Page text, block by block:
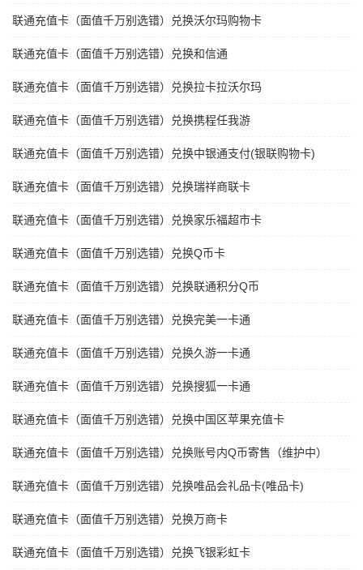
联通充值卡（面值千万别选错）兑换沃尔玛购物卡
联通充值卡（面值千万别选错）兑换和信通
联通充值卡（面值千万别选错）兑换拉卡拉沃尔玛
联通充值卡（面值千万别选错）兑换携程任我游
联通充值卡（面值千万别选错）兑换中银通支付(银联购物卡)
联通充值卡（面值千万别选错）兑换瑞祥商联卡
联通充值卡（面值千万别选错）兑换家乐福超市卡
联通充值卡（面值千万别选错）兑换Q币卡
联通充值卡（面值千万别选错）兑换联通积分Q币
联通充值卡（面值千万别选错）兑换完美一卡通
联通充值卡（面值千万别选错）兑换久游一卡通
联通充值卡（面值千万别选错）兑换搜狐一卡通
联通充值卡（面值千万别选错）兑换中国区苹果充值卡
联通充值卡（面值千万别选错）兑换账号内Q币寄售（维护中）
联通充值卡（面值千万别选错）兑换唯品会礼品卡(唯品卡)
联通充值卡（面值千万别选错）兑换万商卡
联通充值卡（面值千万别选错）兑换飞银彩虹卡